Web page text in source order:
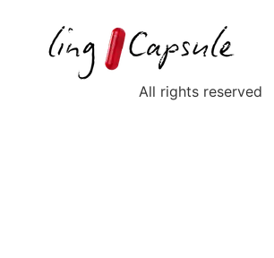
All rights reserved